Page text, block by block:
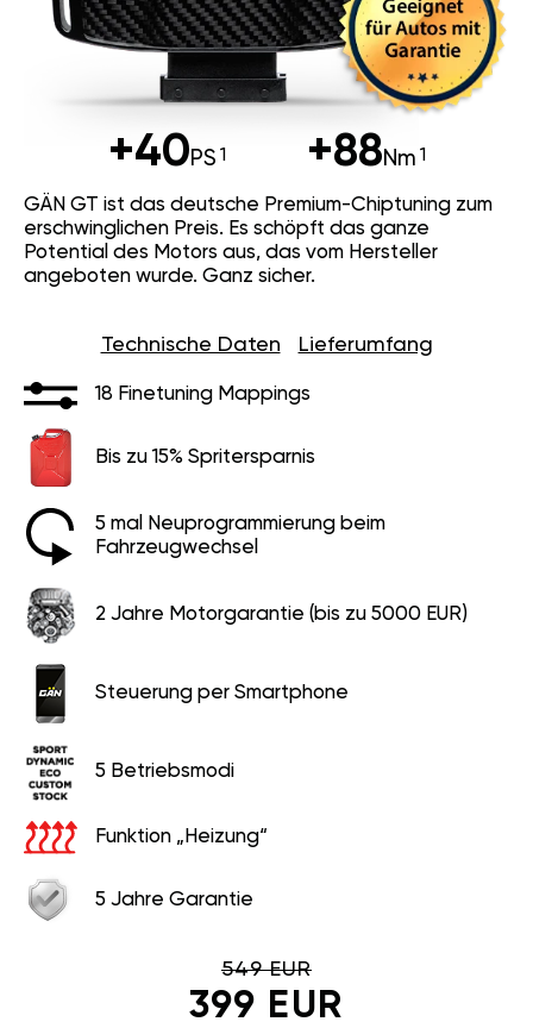
+40PS +88Nm
GÄN GT ist das deutsche Premium-Chiptuning zum
erschwinglichen Preis. Es schöpft das ganze
Potential des Motors aus, das vom Hersteller
angeboten wurde. Ganz sicher.
Technische Daten Lieferumfang
18 Finetuning Mappings
Bis zu 15% Spritersparnis
5 mal Neuprogrammierung beim
Fahrzeugwechsel
2 Jahre Motorgarantie (bis zu 5000 EUR)
Steuerung per Smartphone
5 Betriebsmodi
Funktion „Heizung“
5 Jahre Garantie
549 EUR
399 EUR